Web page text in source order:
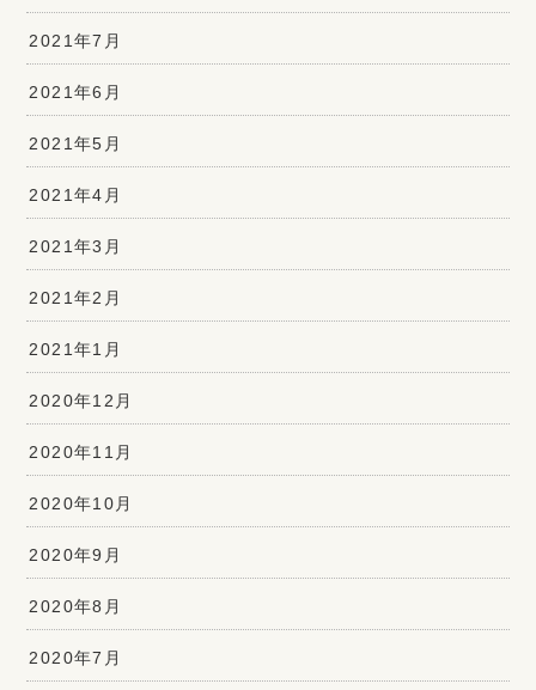
2021年7月
2021年6月
2021年5月
2021年4月
2021年3月
2021年2月
2021年1月
2020年12月
2020年11月
2020年10月
2020年9月
2020年8月
2020年7月